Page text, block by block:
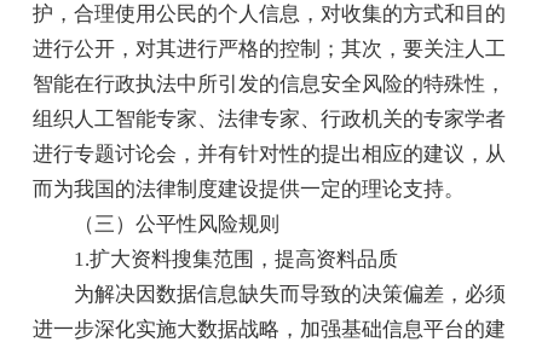
护，合理使用公民的个人信息，对收集的方式和目的
进行公开，对其进行严格的控制；其次，要关注人工
智能在行政执法中所引发的信息安全风险的特殊性，
组织人工智能专家、法律专家、行政机关的专家学者
进行专题讨论会，并有针对性的提出相应的建议，从
而为我国的法律制度建设提供一定的理论支持。
（三）公平性风险规则
1.扩大资料搜集范围，提高资料品质
为解决因数据信息缺失而导致的决策偏差，必须
进一步深化实施大数据战略，加强基础信息平台的建